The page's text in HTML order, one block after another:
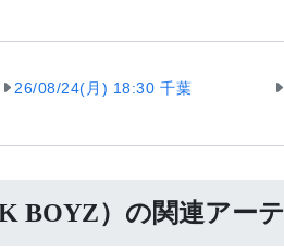
26/08/24(月) 18:30 千葉
BOYZ）の関連アー